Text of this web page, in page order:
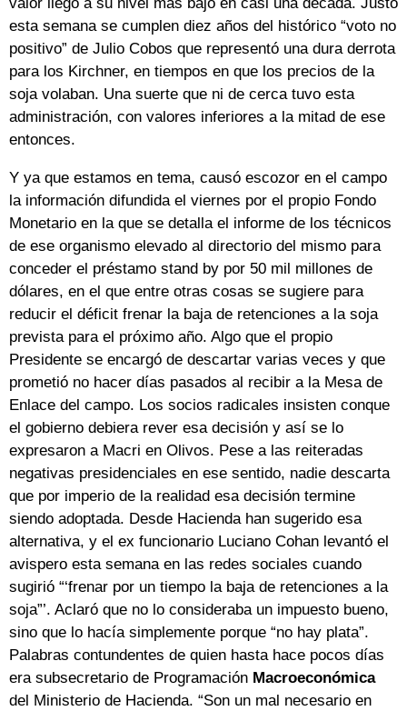
valor llegó a su nivel más bajo en casi una década. Justo
esta semana se cumplen diez años del histórico “voto no
positivo” de Julio Cobos que representó una dura derrota
para los Kirchner, en tiempos en que los precios de la
soja volaban. Una suerte que ni de cerca tuvo esta
administración, con valores inferiores a la mitad de ese
entonces.
Y ya que estamos en tema, causó escozor en el campo
la información difundida el viernes por el propio Fondo
Monetario en la que se detalla el informe de los técnicos
de ese organismo elevado al directorio del mismo para
conceder el préstamo stand by por 50 mil millones de
dólares, en el que entre otras cosas se sugiere para
reducir el déficit frenar la baja de retenciones a la soja
prevista para el próximo año. Algo que el propio
Presidente se encargó de descartar varias veces y que
prometió no hacer días pasados al recibir a la Mesa de
Enlace del campo. Los socios radicales insisten conque
el gobierno debiera rever esa decisión y así se lo
expresaron a Macri en Olivos. Pese a las reiteradas
negativas presidenciales en ese sentido, nadie descarta
que por imperio de la realidad esa decisión termine
siendo adoptada. Desde Hacienda han sugerido esa
alternativa, y el ex funcionario Luciano Cohan levantó el
avispero esta semana en las redes sociales cuando
sugirió “‘frenar por un tiempo la baja de retenciones a la
soja”’. Aclaró que no lo consideraba un impuesto bueno,
sino que lo hacía simplemente porque “no hay plata”.
Palabras contundentes de quien hasta hace pocos días
era subsecretario de Programación Macroeconómica
del Ministerio de Hacienda. “Son un mal necesario en